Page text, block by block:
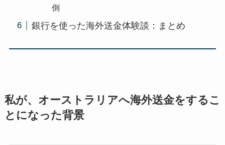
倒
銀行を使った海外送金体験談：まとめ
私が、オーストラリアへ海外送金をするこ
とになった背景